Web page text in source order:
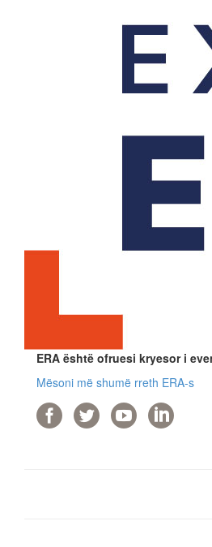
ERA është ofruesi kryesor i
Mësoni më shumë rreth ERA-s